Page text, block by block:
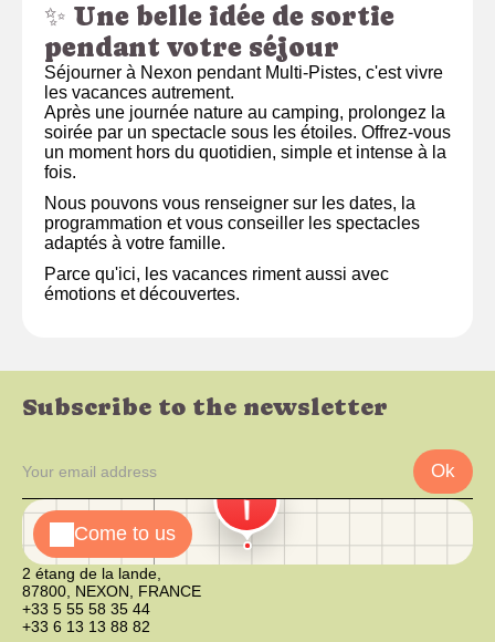
✨ Une belle idée de sortie
pendant votre séjour
Séjourner à Nexon pendant Multi-Pistes, c'est vivre
les vacances autrement.
Après une journée nature au camping, prolongez la
soirée par un spectacle sous les étoiles. Offrez-vous
un moment hors du quotidien, simple et intense à la
fois.
Nous pouvons vous renseigner sur les dates, la
programmation et vous conseiller les spectacles
adaptés à votre famille.
Parce qu'ici, les vacances riment aussi avec
émotions et découvertes.
Subscribe to the newsletter
Ok
Come to us
2 étang de la lande,
87800, NEXON, FRANCE
+33 5 55 58 35 44
+33 6 13 13 88 82